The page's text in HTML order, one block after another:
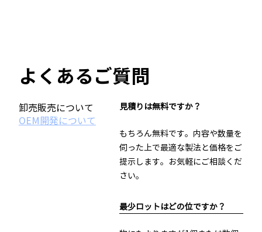
よくあるご質問
卸売販売について
OEM開発について
見積りは無料ですか？
もちろん無料です。内容や数量を
伺った上で最適な製法と価格をご
提示します。お気軽にご相談くだ
さい。
最少ロットはどの位ですか？